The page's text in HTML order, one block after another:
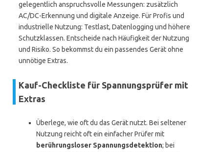
gelegentlich anspruchsvolle Messungen: zusätzlich
AC/DC-Erkennung und digitale Anzeige. Für Profis und
industrielle Nutzung: Testlast, Datenlogging und höhere
Schutzklassen. Entscheide nach Häufigkeit der Nutzung
und Risiko. So bekommst du ein passendes Gerät ohne
unnötige Extras.
Kauf-Checkliste für Spannungsprüfer mit
Extras
Überlege, wie oft du das Gerät nutzt. Bei seltener
Nutzung reicht oft ein einfacher Prüfer mit
berührungsloser Spannungsdetektion; bei